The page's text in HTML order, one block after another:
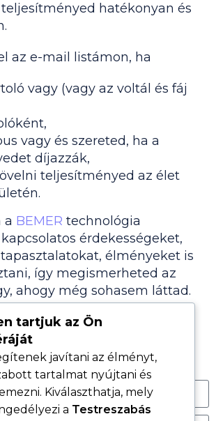
hatékonyan és
az e-mail listámon, ha
vagy (vagy az voltál és fáj
vagy és szereted, ha a
díjazzák,
teljesítményed az élet
a BEMER technológia
érdekességeket,
élményeket is
így megismerheted az
ahogy még sohasem láttad.
problémád vagy
akkor kérlek, ne iratkozz
tartjuk az Ön
javítani az élményt,
tartalmat nyújtani és
Kiválaszthatja, mely
a Testreszabás